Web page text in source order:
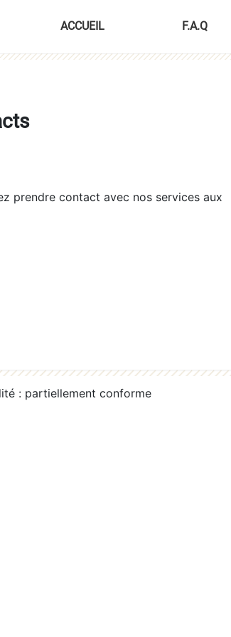
ACCUEIL F.A.Q
prendre contact avec nos services aux
: partiellement conforme